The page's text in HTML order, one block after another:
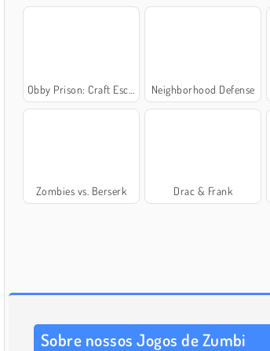
Obby Prison: Craft Escape Neighborhood Defense
Zombies vs. Berserk Drac & Frank
Sobre nossos Jogos de Zumbi